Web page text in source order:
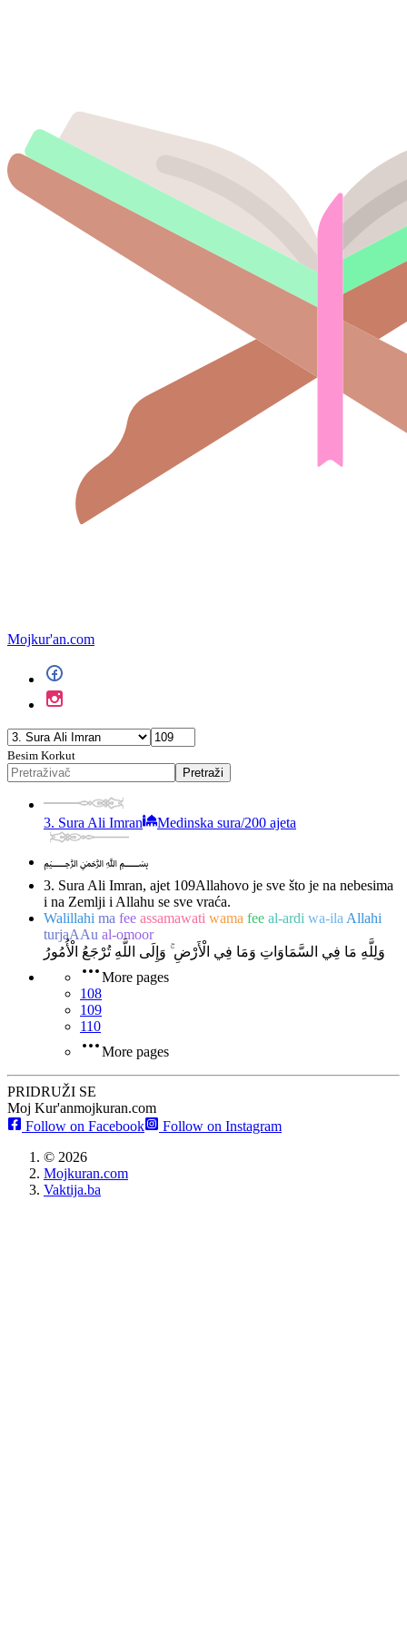
Mojkur'an.com
Besim Korkut
Pretraži
3. Sura Ali Imran Medinska sura/200 ajeta
﷽
3. Sura Ali Imran, ajet 109Allahovo je sve što je na nebesima
i na Zemlji i Allahu se sve vraća.
Walillahi ma fee assamawati wama fee al-ardi wa-ila Allahi
turjaAAu al-omoor
وَلِلَّهِ مَا فِي السَّمَاوَاتِ وَمَا فِي الْأَرْضِ ۚ وَإِلَى اللَّهِ تُرْجَعُ الْأُمُورُ
More pages
108
109
110
More pages
PRIDRUŽI SE
Moj Kur'anmojkuran.com
Follow on Facebook
Follow on Instagram
© 2026
Mojkuran.com
Vaktija.ba